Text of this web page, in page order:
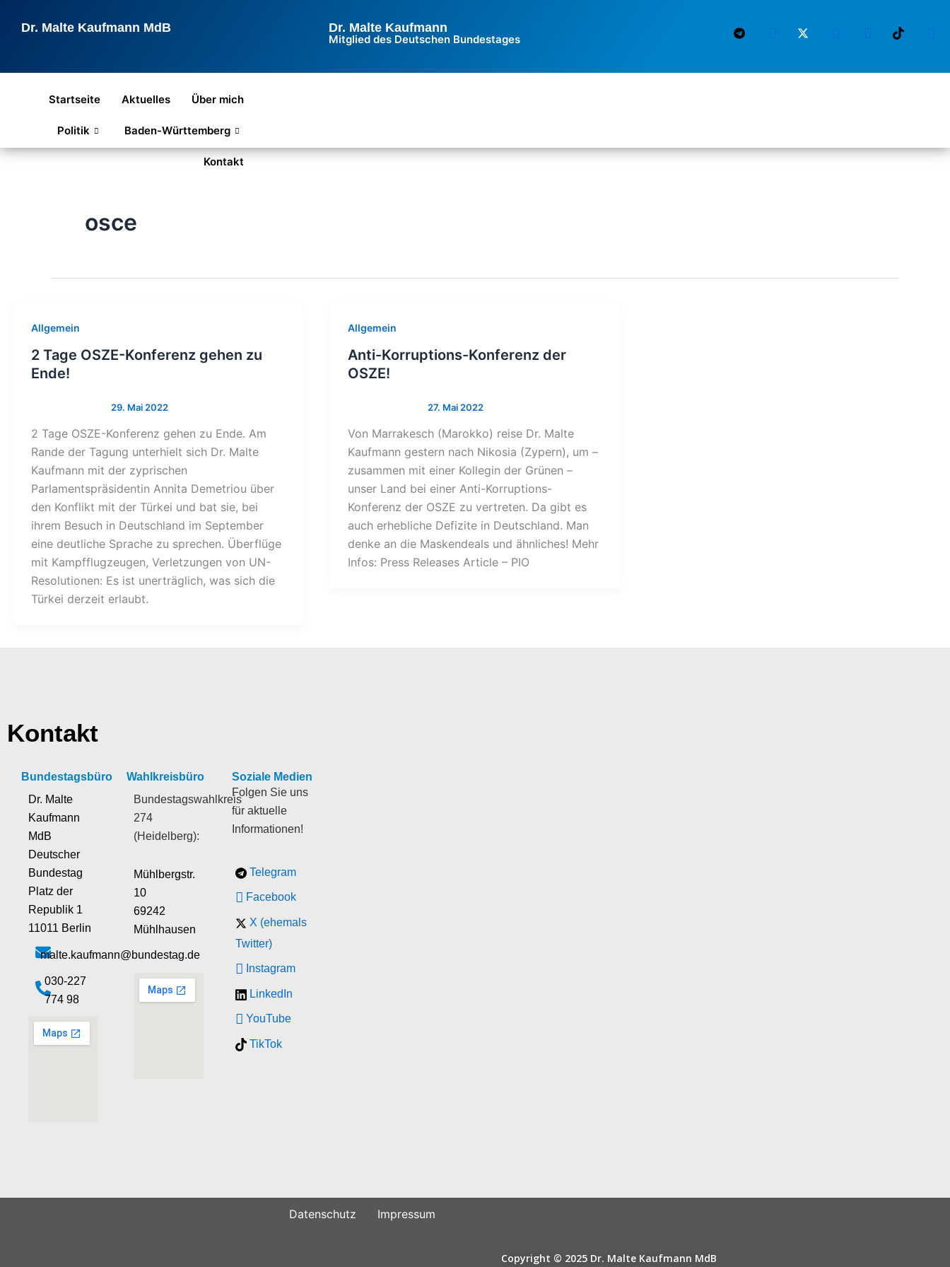
InhaltDr. Malte Kaufmann MdB Dr. Malte Kaufmann
Mitglied des Deutschen Bundestages
Startseite Aktuelles Über mich
Politik Baden-Württemberg
Kontakt
osce
Allgemein
2 Tage OSZE-Konferenz gehen zu
Ende!
2 Tage OSZE-Konferenz gehen zu Ende. Am
Rande der Tagung unterhielt sich Dr. Malte
Kaufmann mit der zyprischen
Parlamentspräsidentin Annita Demetriou über
den Konflikt mit der Türkei und bat sie, bei
ihrem Besuch in Deutschland im September
eine deutliche Sprache zu sprechen. Überflüge
mit Kampfflugzeugen, Verletzungen von UN-
Resolutionen: Es ist unerträglich, was sich die
Türkei derzeit erlaubt.
Allgemein
Anti-Korruptions-Konferenz der
OSZE!
Von Marrakesch (Marokko) reise Dr. Malte
Kaufmann gestern nach Nikosia (Zypern), um –
zusammen mit einer Kollegin der Grünen –
unser Land bei einer Anti-Korruptions-
Konferenz der OSZE zu vertreten. Da gibt es
auch erhebliche Defizite in Deutschland. Man
denke an die Maskendeals und ähnliches! Mehr
Infos: Press Releases Article – PIO
Kontakt
Bundestagsbüro
Dr. Malte
Kaufmann
MdB
Deutscher
Bundestag
Platz der
Republik 1
11011 Berlin
malte.kaufmann@bundestag.de
‭030-227
774 98‬
Wahlkreisbüro
Bundestagswahlkreis
274
(Heidelberg):
Mühlbergstr.
10
69242
Mühlhausen
Soziale Medien
Folgen Sie uns
für aktuelle
Informationen!
Telegram
Facebook
X (ehemals
Twitter)
Instagram
LinkedIn
YouTube
TikTok
Datenschutz Impressum
Copyright © 2025 Dr. Malte Kaufmann MdB